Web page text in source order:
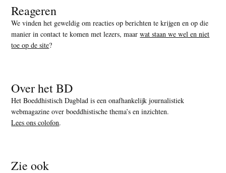
Reageren
We vinden het geweldig om reacties op berichten te krijgen en op die
manier in contact te komen met lezers, maarwat staan we wel en niet
toe op de site?
Over het BD
Het Boeddhistisch Dagblad is een onafhankelijk journalistiek
webmagazine over boeddhistische thema’s en inzichten.
Lees ons colofon.
Zie ook